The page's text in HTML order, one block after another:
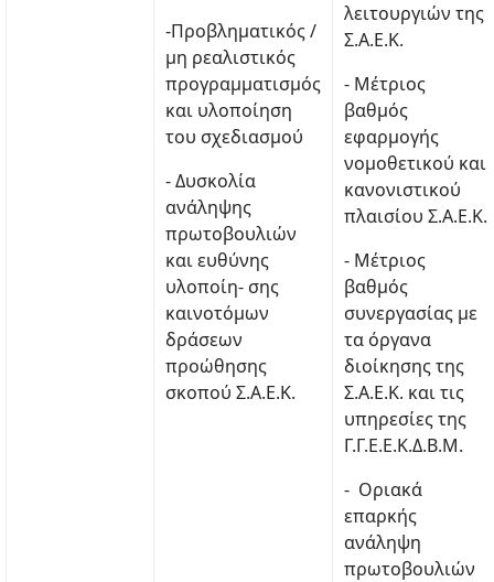
-Προβληματικός /
μη ρεαλιστικός
προγραμματισμός
και υλοποίηση
του σχεδιασμού
- Δυσκολία
ανάληψης
πρωτοβουλιών
και ευθύνης
υλοποίη- σης
καινοτόμων
δράσεων
προώθησης
σκοπού Σ.Α.Ε.Κ.
λειτουργιών της
Σ.Α.Ε.Κ.
- Μέτριος
βαθμός
εφαρμογής
νομοθετικού και
κανονιστικού
πλαισίου Σ.Α.Ε.Κ.
- Μέτριος
βαθμός
συνεργασίας με
τα όργανα
διοίκησης της
Σ.Α.Ε.Κ. και τις
υπηρεσίες της
Γ.Γ.Ε.Ε.Κ.Δ.Β.Μ.
- Οριακά
επαρκής
ανάληψη
πρωτοβουλιών